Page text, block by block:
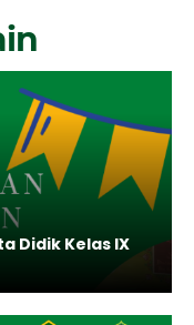
Didik Kelas IX